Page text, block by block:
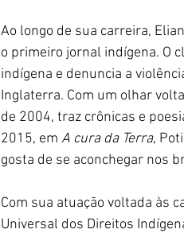
Ao longo de sua carreira,
o primeiro jornal indígena. O
indígena e denuncia a
Inglaterra. Com um olhar
de 2004, traz crônicas e
2015, em A cura da Terra,
gosta de se aconchegar nos
Com sua atuação voltada às
Universal dos Direitos